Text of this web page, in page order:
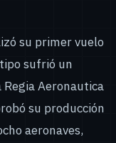
su primer vuelo
sufrió un
Aeronautica
su producción
aeronaves,